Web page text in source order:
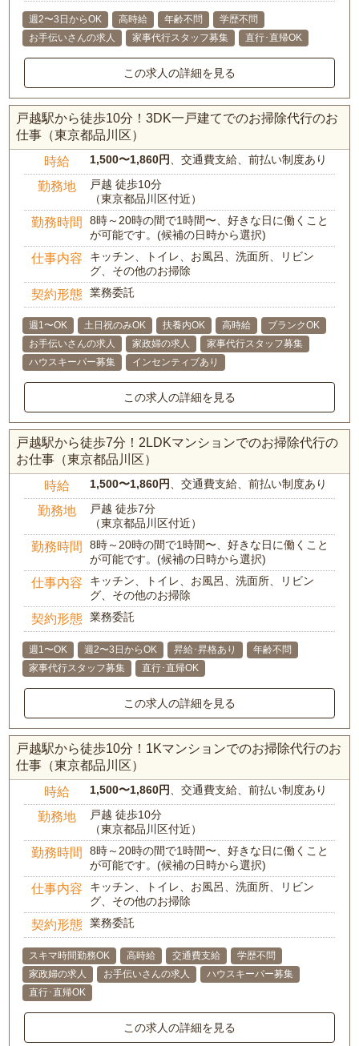
週2〜3日からOK 高時給 年齢不問
学歴不問
お手伝いさんの求人
家事代行スタッフ募集 直行･直帰OK
この求人の詳細を見る
戸越駅から徒歩10分！3DK一戸建てでのお掃除代行のお
仕事（東京都品川区）
時給 1,500〜1,860円 、交通費支給、前払い制度あり
勤務地
戸越 徒歩10分
（東京都品川区付近）
勤務時間
8時～20時の間で1時間〜、好きな日に働くこと
が可能です。(候補の日時から選択)
仕事内容
キッチン、トイレ、お風呂、洗面所、リビン
グ、その他のお掃除
契約形態 業務委託
週1〜OK 土日祝のみOK 扶養内OK 高時給
ブランクOK
お手伝いさんの求人
家政婦の求人
家事代行スタッフ募集
ハウスキーパー募集
インセンティブあり
この求人の詳細を見る
戸越駅から徒歩7分！2LDKマンションでのお掃除代行の
お仕事（東京都品川区）
時給 1,500〜1,860円 、交通費支給、前払い制度あり
勤務地
戸越 徒歩7分
（東京都品川区付近）
勤務時間
8時～20時の間で1時間〜、好きな日に働くこと
が可能です。(候補の日時から選択)
仕事内容
キッチン、トイレ、お風呂、洗面所、リビン
グ、その他のお掃除
契約形態 業務委託
週1〜OK 週2〜3日からOK 昇給･昇格あり
年齢不問
家事代行スタッフ募集
直行･直帰OK
この求人の詳細を見る
戸越駅から徒歩10分！1Kマンションでのお掃除代行のお
仕事（東京都品川区）
時給 1,500〜1,860円 、交通費支給、前払い制度あり
勤務地
戸越 徒歩10分
（東京都品川区付近）
勤務時間
8時～20時の間で1時間〜、好きな日に働くこと
が可能です。(候補の日時から選択)
仕事内容
キッチン、トイレ、お風呂、洗面所、リビン
グ、その他のお掃除
契約形態 業務委託
スキマ時間勤務OK 高時給 交通費支給
学歴不問
家政婦の求人
お手伝いさんの求人
ハウスキーパー募集
直行･直帰OK
この求人の詳細を見る